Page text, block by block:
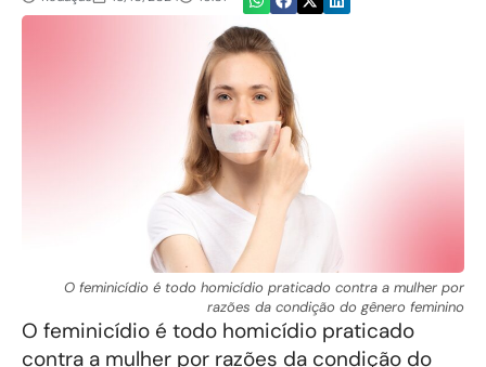
O feminicídio é todo homicídio praticado contra a mulher por
razões da condição do gênero feminino
O feminicídio é todo homicídio praticado
contra a mulher por razões da condição do